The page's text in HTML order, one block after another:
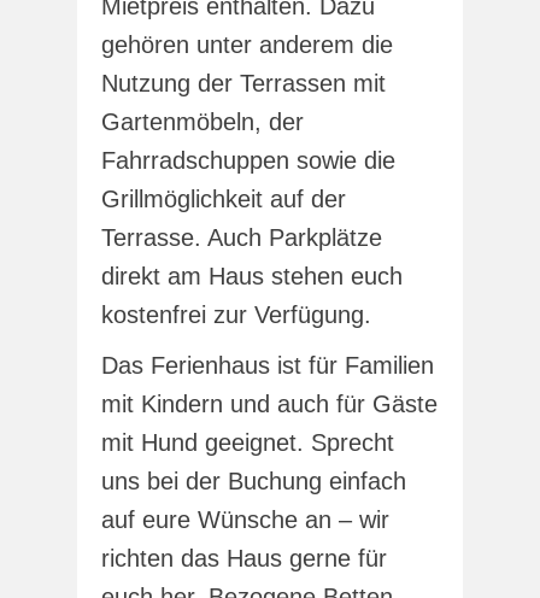
Mietpreis enthalten. Dazu
gehören unter anderem die
Nutzung der Terrassen mit
Gartenmöbeln, der
Fahrradschuppen sowie die
Grillmöglichkeit auf der
Terrasse. Auch Parkplätze
direkt am Haus stehen euch
kostenfrei zur Verfügung.
Das Ferienhaus ist für Familien
mit Kindern und auch für Gäste
mit Hund geeignet. Sprecht
uns bei der Buchung einfach
auf eure Wünsche an – wir
richten das Haus gerne für